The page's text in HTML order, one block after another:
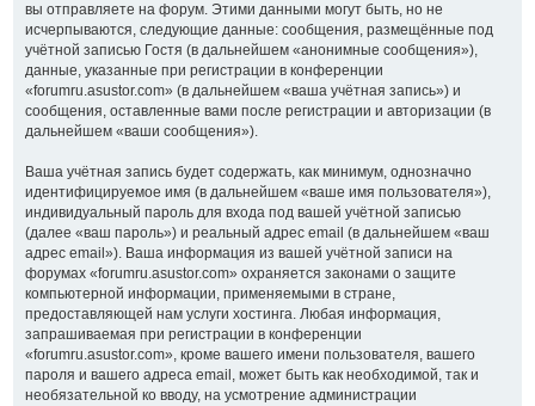
вы отправляете на форум. Этими данными могут быть, но не
исчерпываются, следующие данные: сообщения, размещённые под
учётной записью Гостя (в дальнейшем «анонимные сообщения»),
данные, указанные при регистрации в конференции
«forumru.asustor.com» (в дальнейшем «ваша учётная запись») и
сообщения, оставленные вами после регистрации и авторизации (в
дальнейшем «ваши сообщения»).
Ваша учётная запись будет содержать, как минимум, однозначно
идентифицируемое имя (в дальнейшем «ваше имя пользователя»),
индивидуальный пароль для входа под вашей учётной записью
(далее «ваш пароль») и реальный адрес email (в дальнейшем «ваш
адрес email»). Ваша информация из вашей учётной записи на
форумах «forumru.asustor.com» охраняется законами о защите
компьютерной информации, применяемыми в стране,
предоставляющей нам услуги хостинга. Любая информация,
запрашиваемая при регистрации в конференции
«forumru.asustor.com», кроме вашего имени пользователя, вашего
пароля и вашего адреса email, может быть как необходимой, так и
необязательной ко вводу, на усмотрение администрации